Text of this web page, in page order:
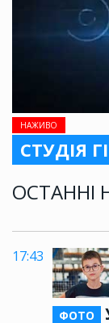
НАЖИВО
СТУДІЯ
ОСТАННІ
17:43
ФОТО